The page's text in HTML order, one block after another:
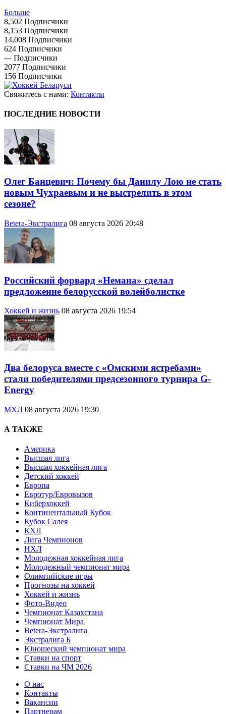
Больше
8,502 Подписчики
8,153 Подписчики
14,008 Подписчики
624 Подписчики
--- Подписчики
2077 Подписчики
156 Подписчики
Свяжитесь с нами: Контакты
ПОСЛЕДНИЕ НОВОСТИ
Олег Банцевич: Почему бы Данилу Лою не стать
новым Чухраевым и не выстрелить в этом
сезоне?
Betera-Экстралига 08 августа 2026 20:48
Российский форвард «Немана» сделал
предложение белорусской волейболистке
Хоккей и жизнь 08 августа 2026 19:54
Два белоруса вместе с «Омскими ястребами»
стали победителями предсезонного турнира G-
Energy
МХЛ 08 августа 2026 19:30
А ТАКЖЕ
Америка
Высшая лига
Высшая хоккейная лига
Детский хоккей
Европа
Евротур/Евровызов
Киберхоккей
Континентальный Кубок
Кубок Салея
КХЛ
Лига Чемпионов
НХЛ
Молодежная хоккейная лига
Молодежный чемпионат мира
Олимпийские игры
Прогнозы на хоккей
Хоккей и жизнь
Фото-Видео
Чемпионат Казахстана
Чемпионат Мира
Betera-Экстралига
Экстралига Б
Юношеский чемпионат мира
Ставки на спорт
Ставки на ЧМ 2026
О нас
Контакты
Вакансии
Партнерам